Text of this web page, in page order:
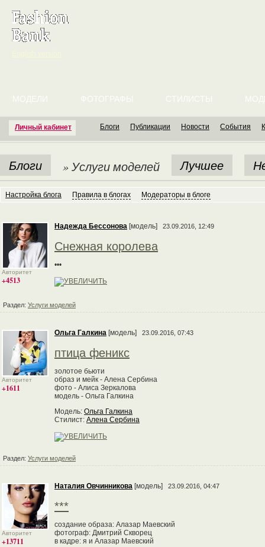
Личный кабинет
МОДЕЛИ ФОТОГРАФЫ СТИЛИСТЫ
Блоги Публикации Новости События
Блоги » Услуги моделей Лучшее
Настройка блога Правила в блогах Модераторы в блоге
Авторитет
+4513
Надежда Бессонова [модель] 23.09.2016, 12:49
Снежная королева
•••
Раздел: Услуги моделей
Авторитет
+1611
Ольга Галкина [модель] 23.09.2016, 07:43
птица феникс
золотое бьюти
образ и мейк - Алена Сербина
фото - Алиса Зеркалова
модель - Ольга Галкина
Модель: Ольга Галкина
Стилист: Алена Сербина
Раздел: Услуги моделей
Авторитет
+13711
Наталия Овчинникова [модель] 23.09.2016, 04:47
***
создание образа: Алазар Маевский
фотограф: Дмитрий Скворец
в кадре: я и Алазар Маевский